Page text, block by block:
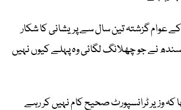
کے عوام گزشتہ تین سال سے پریشانی کا شکار
سندھ نے جو چھلانگ لگائی وہ پہلے کیوں نہیں
وزیر ٹرانسپورٹ صحیح کام نہیں کر رہے